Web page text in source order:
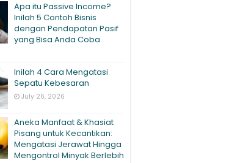
Apa itu Passive Income?
Inilah 5 Contoh Bisnis
dengan Pendapatan Pasif
yang Bisa Anda Coba
Inilah 4 Cara Mengatasi
Sepatu Kebesaran
July 26, 2026
Aneka Manfaat & Khasiat
Pisang untuk Kecantikan:
Mengatasi Jerawat Hingga
Mengontrol Minyak Berlebih